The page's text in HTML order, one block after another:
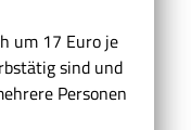
um 17 Euro je
sind und
Personen